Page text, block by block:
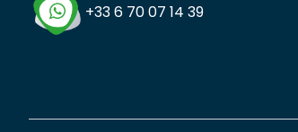
+33 6 70 07 14 39